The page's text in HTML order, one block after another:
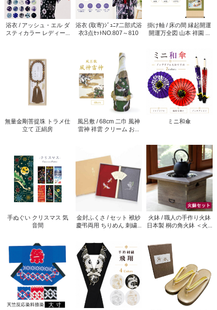
浴衣 / アッシュ・エル ダ
スティカラー レディー...
浴衣 (取寄)ｼﾞｭﾆｱ二部式浴
衣3点ｾｯﾄNO.807～810
掛け軸 / 床の間 縁起開運
開運万全図 山本 祥園 ...
無量金剛菩提珠 トラメ仕
立て 正絹房
風呂敷 / 68cm 二巾 風神
雷神 祥雲 クリーム お...
ミニ和傘
手ぬぐい クリスマス 気
音間
金封ふくさ / セット 袱紗
慶弔両用 ちりめん 刺繍...
火鉢 / 職人の手作り火鉢
日本製 桐の角火鉢 ＜火...